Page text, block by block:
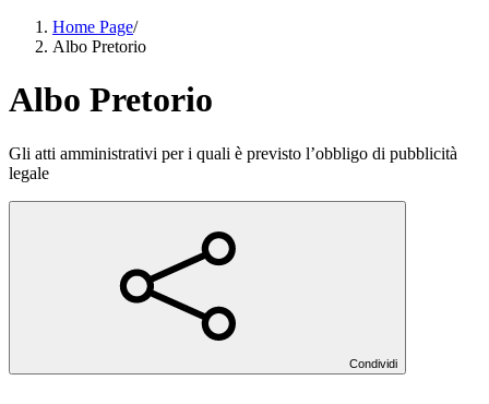
Home Page/
Albo Pretorio
Albo Pretorio
Gli atti amministrativi per i quali è previsto l’obbligo di pubblicità
legale
Condividi